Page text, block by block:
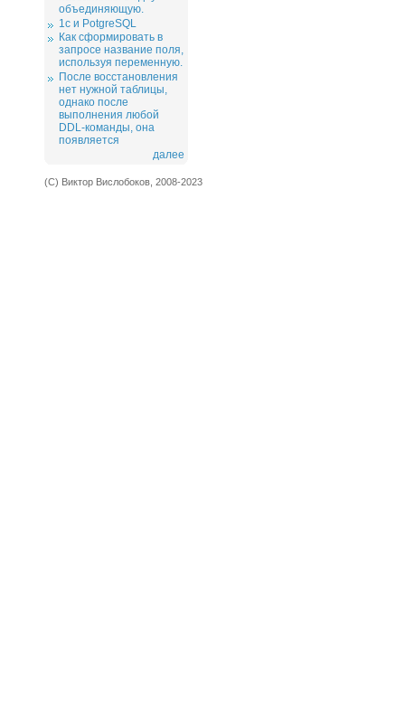
объединяющую.
1c и PotgreSQL
Как сформировать в
запросе название поля,
используя переменную.
После восстановления
нет нужной таблицы,
однако после
выполнения любой
DDL-команды, она
появляется
далее
(С) Виктор Вислобоков, 2008-2023